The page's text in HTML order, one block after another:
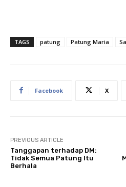
TAGS patung Patung Maria
Facebook X
PREVIOUS ARTICLE
Tanggapan terhadap DM:
Tidak Semua Patung Itu
Berhala